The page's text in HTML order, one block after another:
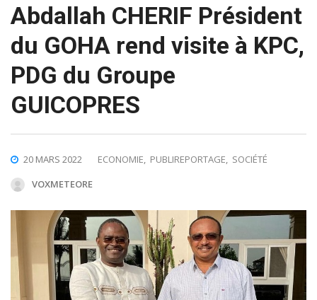
Abdallah CHERIF Président
du GOHA rend visite à KPC,
PDG du Groupe
GUICOPRES
20 MARS 2022 ECONOMIE, PUBLIREPORTAGE, SOCIÉTÉ
VOXMETEORE